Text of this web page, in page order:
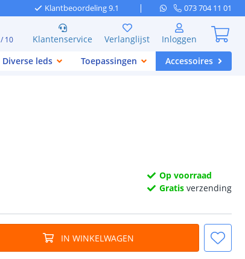
Klantbeoordeling 9.1 073 704 11 01
/ 10 Klantenservice Verlanglijst
Inloggen
Diverse leds Toepassingen Accessoires
Op voorraad
Gratis verzending
IN WINKELWAGEN